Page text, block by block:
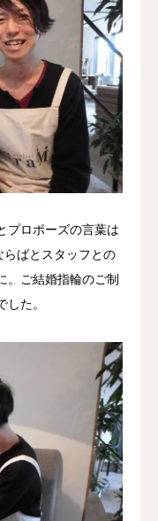
プロポーズの言葉は
ばとスタッフとの
。ご結婚指輪のご制
た。